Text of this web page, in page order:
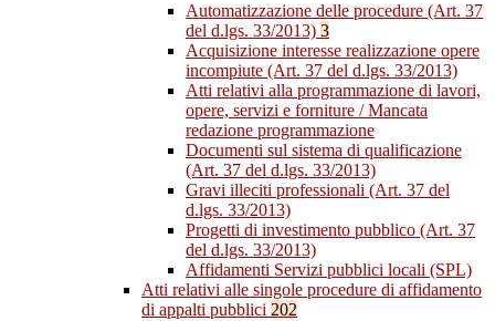
Automatizzazione delle procedure (Art. 37
del d.lgs. 33/2013) 3
Acquisizione interesse realizzazione opere
incompiute (Art. 37 del d.lgs. 33/2013)
Atti relativi alla programmazione di lavori,
opere, servizi e forniture / Mancata
redazione programmazione
Documenti sul sistema di qualificazione
(Art. 37 del d.lgs. 33/2013)
Gravi illeciti professionali (Art. 37 del
d.lgs. 33/2013)
Progetti di investimento pubblico (Art. 37
del d.lgs. 33/2013)
Affidamenti Servizi pubblici locali (SPL)
Atti relativi alle singole procedure di affidamento
di appalti pubblici 202